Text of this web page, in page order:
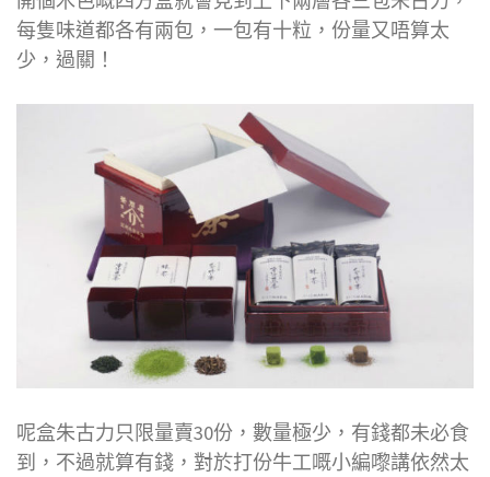
每隻味道都各有兩包，一包有十粒，份量又唔算太
少，過關！
呢盒朱古力只限量賣30份，數量極少，有錢都未必食
到，不過就算有錢，對於打份牛工嘅小編嚟講依然太